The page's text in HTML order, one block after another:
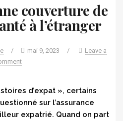
couverture de
à l’étranger
/ mai 9, 2023 /
Leave a
d’expat », certains
sur l’assurance
expatrié. Quand on part